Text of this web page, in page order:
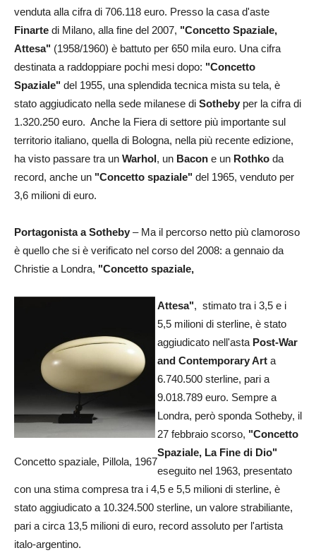
venduta alla cifra di 706.118 euro. Presso la casa d'aste
Finarte di Milano, alla fine del 2007, "Concetto Spaziale,
Attesa" (1958/1960) è battuto per 650 mila euro. Una cifra
destinata a raddoppiare pochi mesi dopo: "Concetto
Spaziale" del 1955, una splendida tecnica mista su tela, è
stato aggiudicato nella sede milanese di Sotheby per la cifra di
1.320.250 euro. Anche la Fiera di settore più importante sul
territorio italiano, quella di Bologna, nella più recente edizione,
ha visto passare tra un Warhol, un Bacon e un Rothko da
record, anche un "Concetto spaziale" del 1965, venduto per
3,6 milioni di euro.
Portagonista a Sotheby – Ma il percorso netto più clamoroso
è quello che si è verificato nel corso del 2008: a gennaio da
Christie a Londra, "Concetto spaziale,
Concetto spaziale, Pillola, 1967
Attesa", stimato tra i 3,5 e i
5,5 milioni di sterline, è stato
aggiudicato nell'asta Post-War
and Contemporary Art a
6.740.500 sterline, pari a
9.018.789 euro. Sempre a
Londra, però sponda Sotheby, il
27 febbraio scorso, "Concetto
Spaziale, La Fine di Dio"
eseguito nel 1963, presentato
con una stima compresa tra i 4,5 e 5,5 milioni di sterline, è
stato aggiudicato a 10.324.500 sterline, un valore strabiliante,
pari a circa 13,5 milioni di euro, record assoluto per l'artista
italo-argentino.